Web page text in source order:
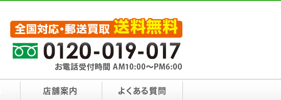
店舗案内 よくある質問